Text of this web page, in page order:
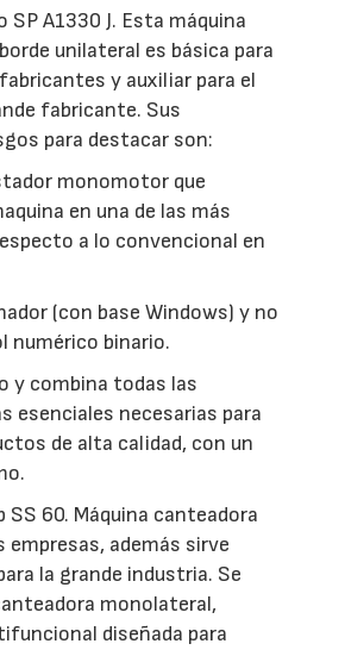
SP A1330 J. Esta máquina
unilateral es básica para
y auxiliar para el
fabricante. Sus
para destacar son:
monomotor que
en una de las más
a lo convencional en
(con base Windows) y no
numérico binario.
y combina todas las
esenciales necesarias para
de alta calidad, con un
SS 60. Máquina canteadora
empresas, además sirve
la grande industria. Se
monolateral,
diseñada para